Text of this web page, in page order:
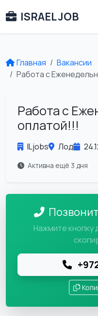
ISRAEL JOB
Главная
Вакансии
Работа с
Работа с
оплатой!!!
ILjobs Лод
Активна ещё 3 дня
Нажмите кнопку